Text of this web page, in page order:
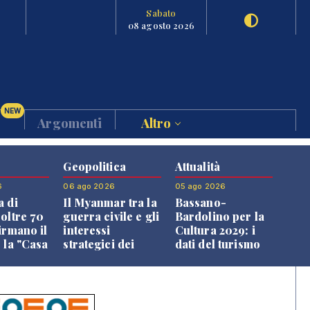
Sabato
08 agosto 2026
NEW
Argomenti Altro
di
70
il
"Casa
Geopolitica
06 ago 2026
Il Myanmar tra la
guerra civile e gli
interessi
strategici dei
Attualità
05 ago 2026
Bassano-
Bardolino per la
Cultura 2029: i
dati del turismo